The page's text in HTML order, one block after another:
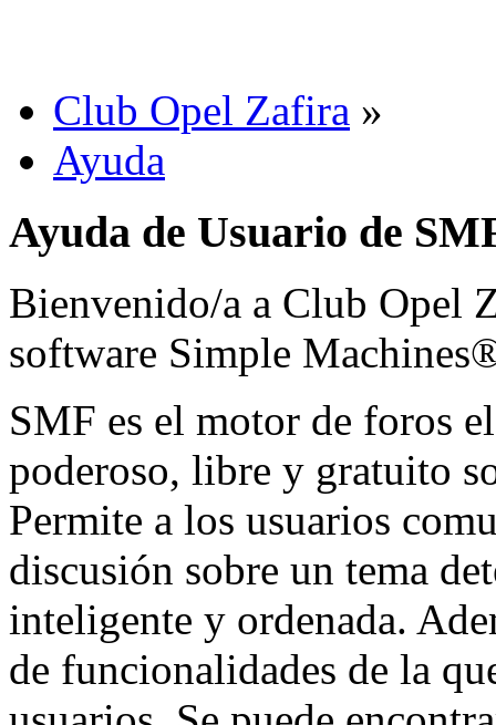
Club Opel Zafira »
Ayuda
Ayuda de Usuario de
Bienvenido/a a Club Opel
software Simple
SMF es el motor de foros
poderoso, libre y gratuito
Permite a los usuarios
discusión sobre un tema
inteligente y ordenada.
de funcionalidades de la